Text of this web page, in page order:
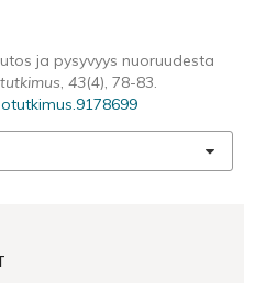
ja pysyvyys nuoruudesta
, 43(4), 78-83.